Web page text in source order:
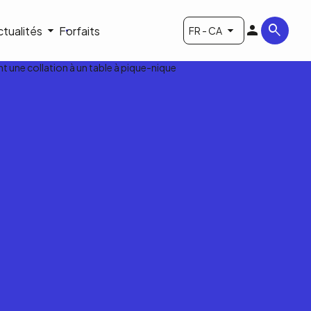
Forfaits FR - CA